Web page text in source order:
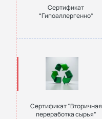
Сертификат
“Гипоаллергенно”
Сертификат “Вторичная
переработка сырья”